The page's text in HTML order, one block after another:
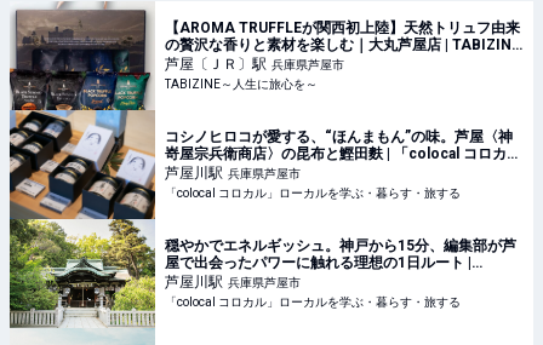
【AROMA TRUFFLEが関西初上陸】天然トリュフ由来
の贅沢な香りと素材を楽しむ｜大丸芦屋店 | TABIZINE
～人生に旅心を～
芦屋〔ＪＲ〕駅 兵庫県芦屋市
TABIZINE～人生に旅心を～
コシノヒロコが愛する、“ほんまもん”の味。芦屋〈神
嵜屋宗兵衛商店〉の昆布と鰹田麩 | 「colocal コロカ
ル」ローカルを学ぶ・暮らす・旅する
芦屋川駅 兵庫県芦屋市
「colocal コロカル」ローカルを学ぶ・暮らす・旅する
穏やかでエネルギッシュ。神戸から15分、編集部が芦
屋で出会ったパワーに触れる理想の1日ルート |
「colocal コロカル」ローカルを学ぶ・暮らす・旅す
る
芦屋川駅 兵庫県芦屋市
「colocal コロカル」ローカルを学ぶ・暮らす・旅する